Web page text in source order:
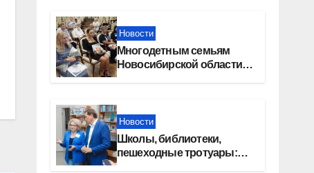
Новости
Многодетным семьям
Новосибирской области
вручены сертификаты на
автомобилей
Новости
Школы, библиотеки,
пешеходные тротуары:
представители «Единой